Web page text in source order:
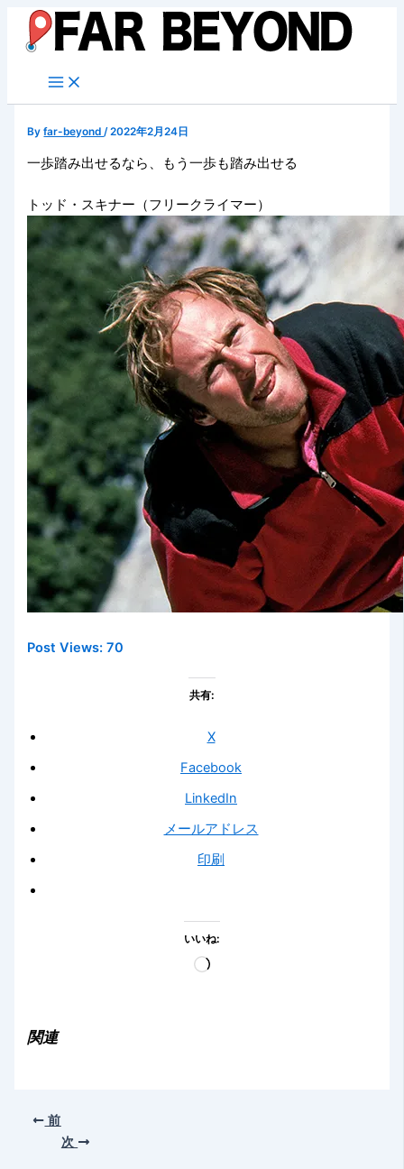
キ
Byfar-beyond/2022年2月24日
一歩踏み出せるなら、もう一歩も踏み出せる
トッド・スキナー（フリークライマー）
Post Views: 70
共有:
X
Facebook
LinkedIn
メールアドレス
印刷
いいね:
読
関連
前
次